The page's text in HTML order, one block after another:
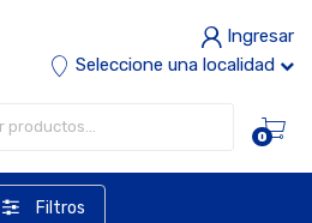
Ingresar
Seleccione una localidad
0
Filtros